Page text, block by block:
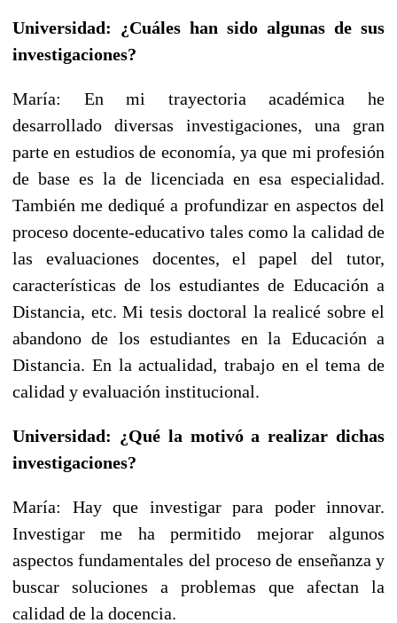
Universidad: ¿Cuáles han sido algunas de sus
investigaciones?
María: En mi trayectoria académica he
desarrollado diversas investigaciones, una gran
parte en estudios de economía, ya que mi profesión
de base es la de licenciada en esa especialidad.
También me dediqué a profundizar en aspectos del
proceso docente-educativo tales como la calidad de
las evaluaciones docentes, el papel del tutor,
características de los estudiantes de Educación a
Distancia, etc. Mi tesis doctoral la realicé sobre el
abandono de los estudiantes en la Educación a
Distancia. En la actualidad, trabajo en el tema de
calidad y evaluación institucional.
Universidad: ¿Qué la motivó a realizar dichas
investigaciones?
María: Hay que investigar para poder innovar.
Investigar me ha permitido mejorar algunos
aspectos fundamentales del proceso de enseñanza y
buscar soluciones a problemas que afectan la
calidad de la docencia.